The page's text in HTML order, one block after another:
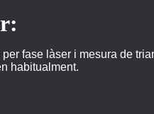
fase làser i mesura de
habitualment.